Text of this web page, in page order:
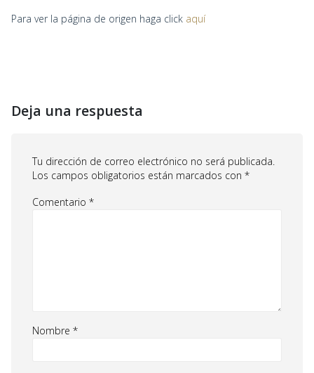
Para ver la página de origen haga click aquí
Deja una respuesta
Tu dirección de correo electrónico no será publicada.
Los campos obligatorios están marcados con *
Comentario *
Nombre *